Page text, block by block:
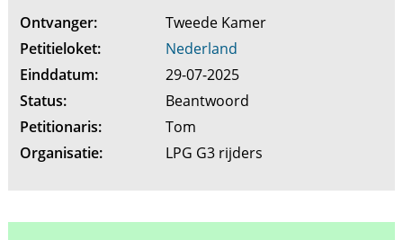
Ontvanger:
Tweede Kamer
Petitieloket:
Nederland
Einddatum:
29-07-2025
Status:
Beantwoord
Petitionaris:
Tom
Organisatie:
LPG G3 rijders